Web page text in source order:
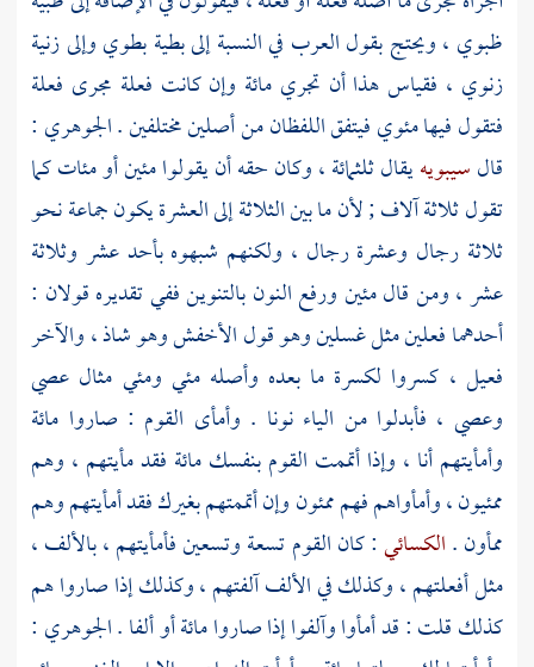
ظبوي ، ويحتج بقول العرب في النسبة إلى بطية بطوي وإلى زنية
زنوي ، فقياس هذا أن تجري مائة وإن كانت فعلة مجرى فعلة
فتقول فيها مئوي فيتفق اللفظان من أصلين مختلفين .الجوهري :
قالسيبويهيقال ثلثمائة ، وكان حقه أن يقولوا مئين أو مئات كما
تقول ثلاثة آلاف ; لأن ما بين الثلاثة إلى العشرة يكون جماعة نحو
ثلاثة رجال وعشرة رجال ، ولكنهم شبهوه بأحد عشر وثلاثة
عشر ، ومن قال مئين ورفع النون بالتنوين ففي تقديره قولان :
أحدهما فعلين مثل غسلين وهو قولالأخفشوهو شاذ ، والآخر
فعيل ، كسروا لكسرة ما بعده وأصله مئي ومئي مثال عصي
وعصي ، فأبدلوا من الياء نونا . وأمأى القوم : صاروا مائة
وأمأيتهم أنا ، وإذا أتممت القوم بنفسك مائة فقد مأيتهم ، وهم
ممئيون ، وأمأواهم فهم ممئون وإن أتممتهم بغيرك فقد أمأيتهم وهم
ممأون .الكسائي: كان القوم تسعة وتسعين فأمأيتهم ، بالألف ،
مثل أفعلتهم ، وكذلك في الألف آلفتهم ، وكذلك إذا صاروا هم
كذلك قلت : قد أمأوا وآلفوا إذا صاروا مائة أو ألفا .الجوهري :